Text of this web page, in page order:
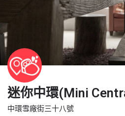
迷你中環(Mini
中環雪廠街三十八號